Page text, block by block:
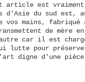
article est
d'Asie du sud est,
mains, fabriqué
de mère
car il est
pour préserver
digne d'une pièce